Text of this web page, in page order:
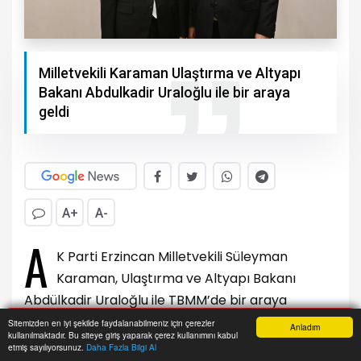
Anladım
Sitemizden en iyi şekilde faydalanabilmeniz için çerezler
kullanılmaktadır. Bu siteye giriş yaparak çerez kullanımını kabul
etmiş sayılıyorsunuz. Daha Fazla Bilgi Al
Milletvekili Karaman Ulaştırma ve Altyapı
Bakanı Abdulkadir Uraloğlu ile bir araya
geldi
A+ A-
A K Parti Erzincan Milletvekili Süleyman
Karaman, Ulaştırma ve Altyapı Bakanı
Abdülkadir Uraloğlu ile TBMM’de bir araya
gelerek Erzincan’ın ulaşım altyapısının
geliştirilmesi için önemli görüşmeler
Anasayfa Yazarlar Haber Ara İhbar Hattı Menu